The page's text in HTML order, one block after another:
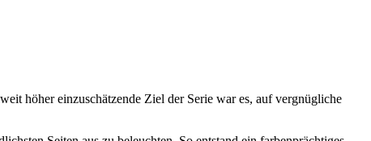
höher einzuschätzende Ziel der Serie war es, auf vergnügliche